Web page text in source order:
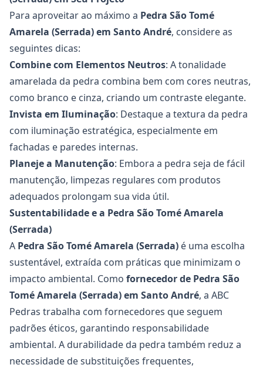
Para aproveitar ao máximo a Pedra São Tomé
Amarela (Serrada) em Santo André, considere as
seguintes dicas:
Combine com Elementos Neutros: A tonalidade
amarelada da pedra combina bem com cores neutras,
como branco e cinza, criando um contraste elegante.
Invista em Iluminação: Destaque a textura da pedra
com iluminação estratégica, especialmente em
fachadas e paredes internas.
Planeje a Manutenção: Embora a pedra seja de fácil
manutenção, limpezas regulares com produtos
adequados prolongam sua vida útil.
Sustentabilidade e a Pedra São Tomé Amarela
(Serrada)
A Pedra São Tomé Amarela (Serrada) é uma escolha
sustentável, extraída com práticas que minimizam o
impacto ambiental. Como fornecedor de Pedra São
Tomé Amarela (Serrada) em Santo André, a ABC
Pedras trabalha com fornecedores que seguem
padrões éticos, garantindo responsabilidade
ambiental. A durabilidade da pedra também reduz a
necessidade de substituições frequentes,